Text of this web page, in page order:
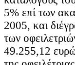
5% επί των
2005, και
των
49.255,12